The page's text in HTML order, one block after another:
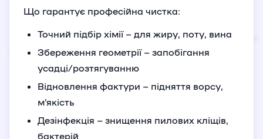
Що гарантує професійна чистка:
Точний підбір хімії – для жиру, поту, вина
Збереження геометрії – запобігання
усадці/розтягуванню
Відновлення фактури – підняття ворсу,
м'якість
Дезінфекція – знищення пилових кліщів,
бактерій